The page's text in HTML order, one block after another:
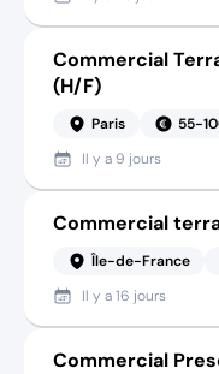
Commercial
(H/F)
Paris
55-
Il y a 9 jours
Commercial
Île-de-France
Il y a16 jours
Commercial